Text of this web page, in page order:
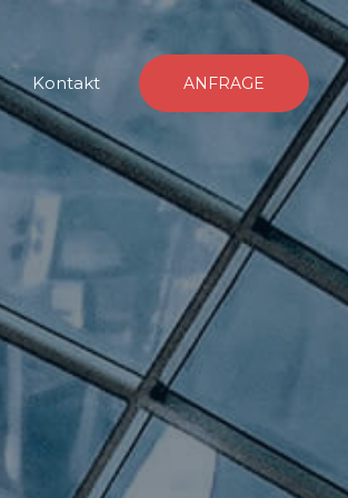
Kontakt ANFRAGE